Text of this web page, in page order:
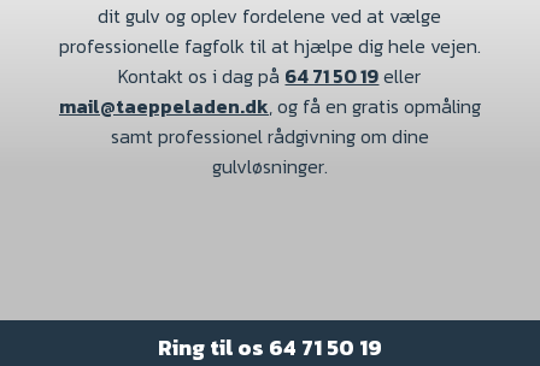
dit gulv og oplev fordelene ved at vælge
professionelle fagfolk til at hjælpe dig hele vejen.
Kontakt os i dag på 64 71 50 19eller
mail@taeppeladen.dk, og få en gratis opmåling
samt professionel rådgivning om dine
gulvløsninger.
Ring til os 64 71 50 19